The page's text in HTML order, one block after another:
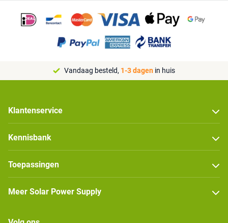
Vandaag besteld, 1-3 dagen in huis
Klantenservice
Kennisbank
Toepassingen
Meer Solar Power Supply